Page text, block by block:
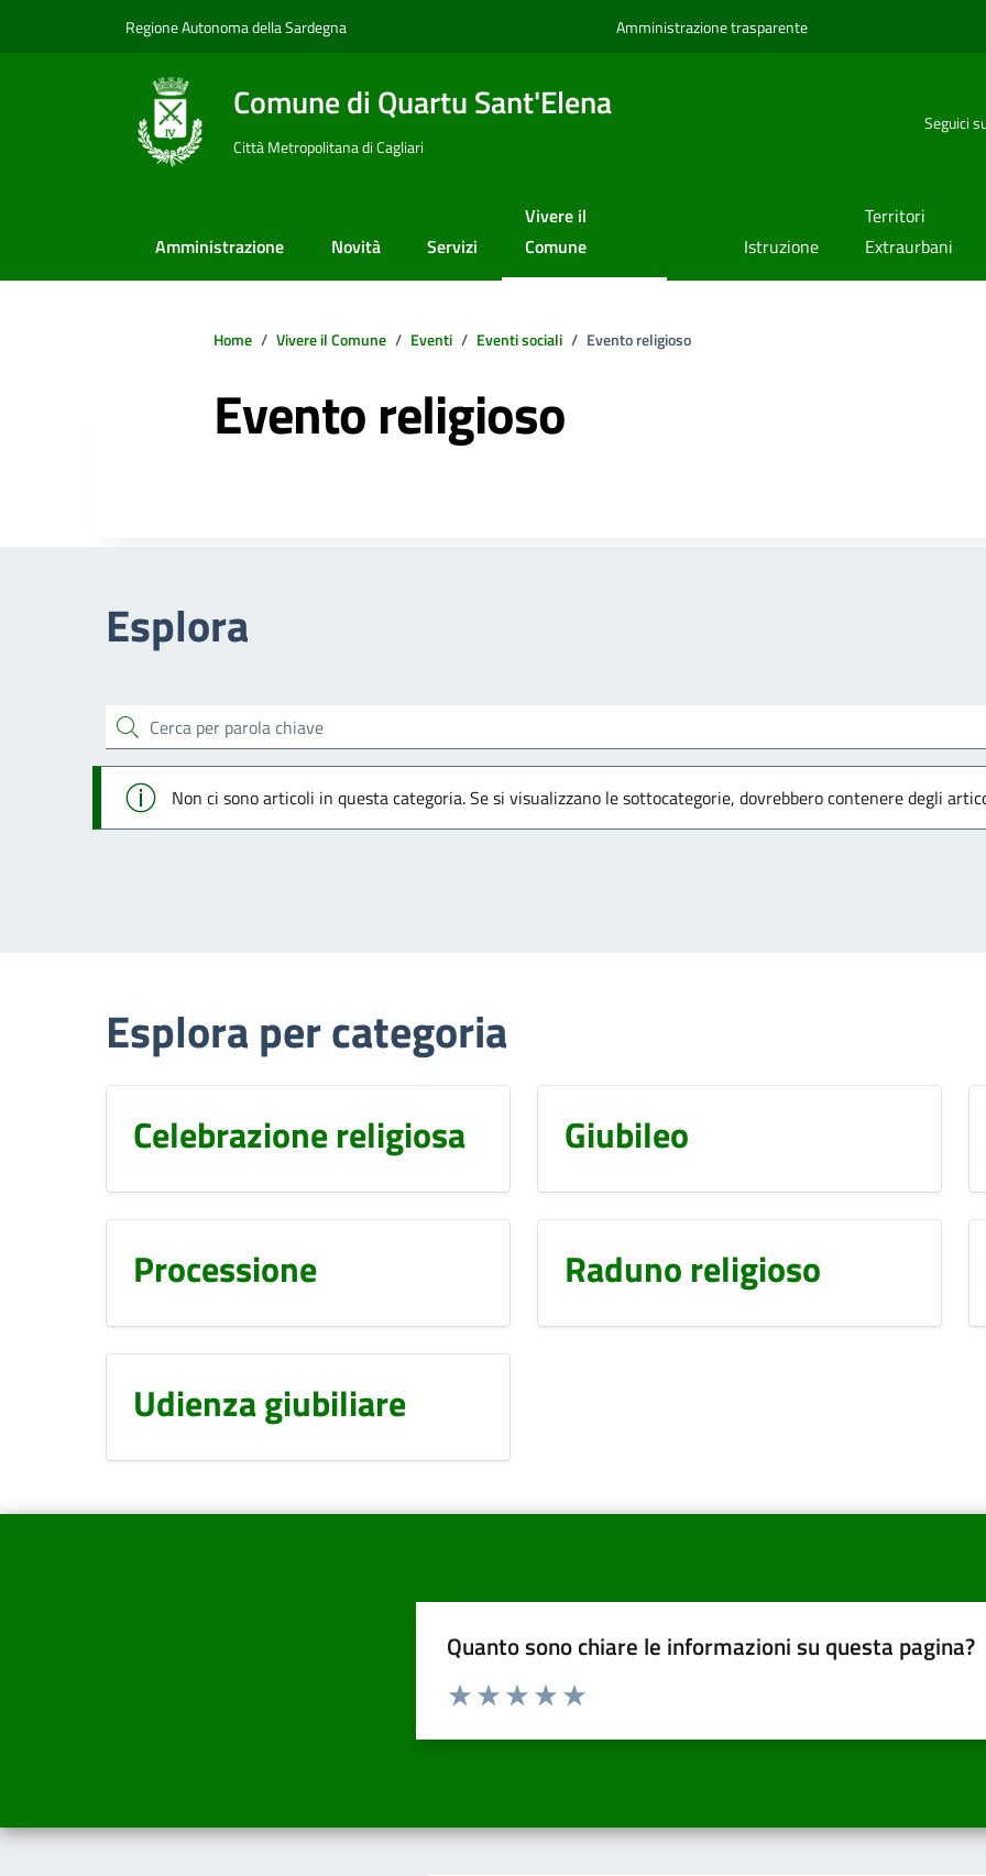
Regione Autonoma della Sardegna Amministrazione trasparente
Comune di Quartu Sant'Elena
Città Metropolitana di Cagliari
Seguici
Amministrazione Novità Servizi
Vivere il
Comune
Istruzione
Territori
Extraurbani
Home Vivere il Comune Eventi Eventi sociali Evento religioso
Evento religioso
Esplora
cerca
Info
Non ci sono articoli in questa categoria. Se si visualizzano le sottocategorie, dovrebbero contenere degli
Esplora per categoria
Celebrazione religiosa Giubileo
Processione Raduno religioso
Udienza giubiliare
Quanto sono chiare le informazioni su questa pagina?
Valuta da 1 a 5 stelle la pagina